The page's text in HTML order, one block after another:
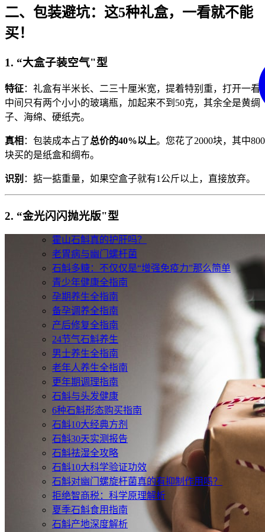
霍山石斛真的护肝吗？
老胃病与幽门螺杆菌
石斛多糖：不仅仅是“增强免疫力”那么简单
青少年健康全指南
孕期养生全指南
备孕调养全指南
产后修复全指南
24节气石斛养生
男士养生全指南
老年人养生全指南
更年期调理指南
石斛与头发健康
6种石斛形态购买指南
石斛10大经典方剂
石斛30天实测报告
石斛祛湿全攻略
石斛10大科学验证功效
石斛对幽门螺旋杆菌真的有抑制作用吗？
拒绝智商税：科学原理解析
夏季石斛食用指南
石斛产地深度解析
二、包装避坑：这5种礼盒，一看就不能
买！
1. “大盒子装空气"型
特征：礼盒有半米长、二三十厘米宽，提着特别重，打开一看
中间只有两个小小的玻璃瓶，加起来不到50克，其余全是黄绸
子、海绵、硬纸壳。
真相 ：包装成本占了总价的40%以上。您花了2000块，其中800
块买的是纸盒和绸布。
识别 ：掂一掂重量，如果空盒子就有1公斤以上，直接放弃。
2. “金光闪闪抛光版"型